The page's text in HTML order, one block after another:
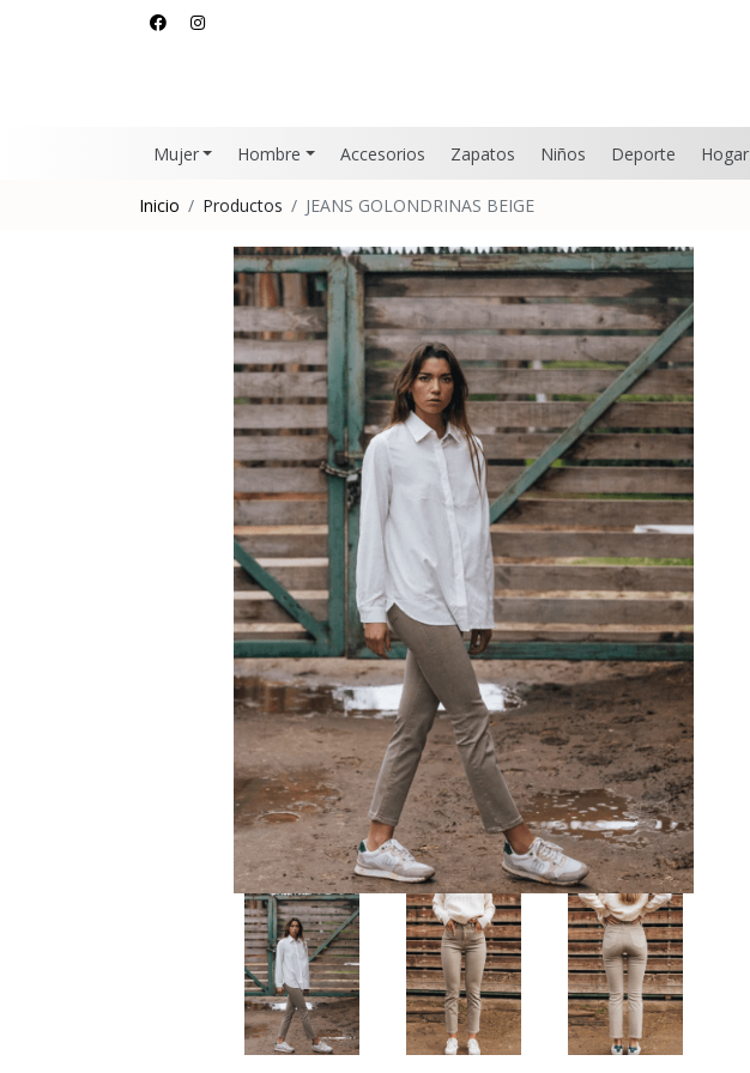
Mujer Hombre Accesorios Zapatos Niños Deporte Hogar
Inicio Productos JEANS GOLONDRINAS BEIGE